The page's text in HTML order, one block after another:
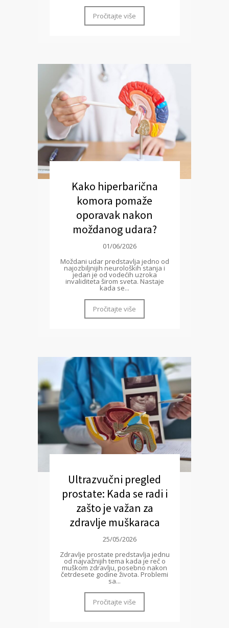
Pročitajte više
Kako hiperbarična
komora pomaže
oporavak nakon
moždanog udara?
01/06/2026
Moždani udar predstavlja jedno od
najozbiljnijih neuroloških stanja i
jedan je od vodećih uzroka
invaliditeta širom sveta. Nastaje
kada se...
Pročitajte više
Ultrazvučni pregled
prostate: Kada se radi i
zašto je važan za
zdravlje muškaraca
25/05/2026
Zdravlje prostate predstavlja jednu
od najvažnijih tema kada je reč o
muškom zdravlju, posebno nakon
četrdesete godine života. Problemi
sa...
Pročitajte više